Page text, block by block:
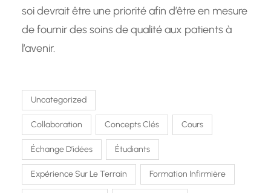
soi devrait être une priorité afin d’être en mesure
de fournir des soins de qualité aux patients à
l’avenir.
Uncategorized
Collaboration Concepts Clés Cours
Échange D’idées Étudiants
Expérience Sur Le Terrain Formation Infirmière